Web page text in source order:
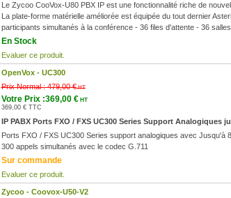
Le Zycoo CooVox-U80 PBX IP est une fonctionnalité riche de
La plate-forme matérielle améliorée est équipée du tout dernier
participants simultanés à la conférence - 36 files d'attente - 36
En Stock
Evaluer ce produit.
OpenVox - UC300
Prix Normal :479,00 €HT
Votre Prix :369,00 €HT
369,00 € TTC
IP PABX Ports FXO / FXS UC300 Series Support Analogiques
Ports FXO / FXS UC300 Series support analogiques avec
300 appels simultanés avec le codec G.711
Sur commande
Evaluer ce produit.
Zycoo - Coovox-U50-V2